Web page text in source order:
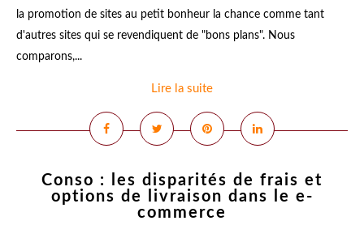
la promotion de sites au petit bonheur la chance comme tant
d'autres sites qui se revendiquent de "bons plans". Nous
comparons,...
Lire la suite
Conso : les disparités de frais et
options de livraison dans le e-
commerce